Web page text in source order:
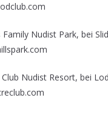
Family Nudist Park, bei
Nudist Resort, bei